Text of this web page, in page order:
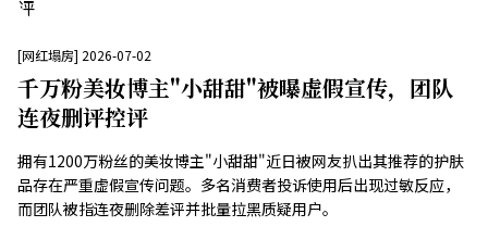
[网红塌房] 2026-07-02
千万粉美妆博主"小甜甜"被曝虚假宣传，团队
连夜删评控评
拥有1200万粉丝的美妆博主"小甜甜"近日被网友扒出其推荐的护肤
品存在严重虚假宣传问题。多名消费者投诉使用后出现过敏反应，
而团队被指连夜删除差评并批量拉黑质疑用户。